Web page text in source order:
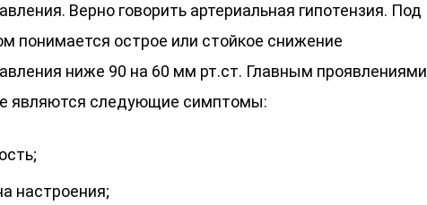
Верно говорить артериальная гипотензия. Под
понимается острое или стойкое снижение
ниже 90 на 60 мм рт.ст. Главным проявлениями
являются следующие симптомы:
настроения;